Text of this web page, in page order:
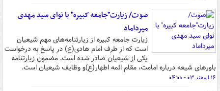
صوت/ زیارت"جامعه کبیره" با نوای سید مهدی
میرداماد
زیارت جامعه کبیره از زیارتنامه‌های مهم شیعیان
است که از طرف امام هادی(ع) در پاسخ به درخواست
یکی از شیعیان صادر شده است. مضمون زیارتنامه
باورهای شیعه درباره امامت، مقام ائمه اطهار(ع)و وظایف شیعیان است.
۱۶ اسفند ۰۳ - ۰۴:۰۰